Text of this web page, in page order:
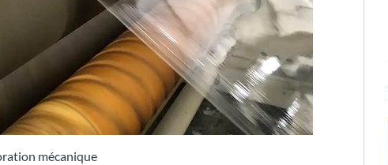
mécanique